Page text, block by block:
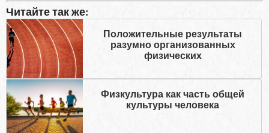
Читайте так же:
Положительные результаты
разумно организованных
физических
Физкультура как часть общей
культуры человека